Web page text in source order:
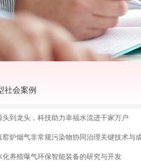
社会案例
头到龙头，科技助力幸福水流进干家万户
窑炉烟气非常规污染物协同治理关键技术与
化养殖曝气环保智能装备的研究与开发